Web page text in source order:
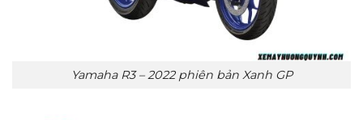
Yamaha R3 – 2022 phiên bản Xanh GP